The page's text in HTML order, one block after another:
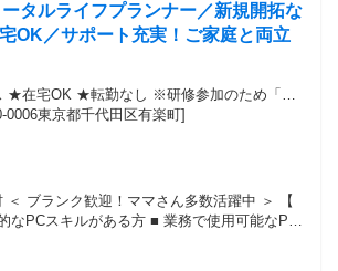
タルライフプランナー／新規開拓な
OK／サポート充実！ご家庭と両立
★在宅OK ★転勤なし ※研修参加のため「新
の出社あり
0006東京都千代田区有楽町]
ブランク歓迎！ママさん多数活躍中 ＞ 【
なPCスキルがある方 ■ 業務で使用可能なPC
軽にお問合せください 【 あれば歓迎